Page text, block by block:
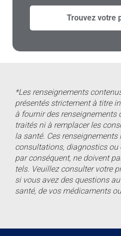
Trouvez votre
*Les renseignements
présentés strictement à titre
à fournir des renseignements
traités ni à remplacer les
la santé. Ces
consultations, diagnostics ou
par conséquent, ne doivent
tels. Veuillez consulter votre
si vous avez des questions
santé, de vos médicaments